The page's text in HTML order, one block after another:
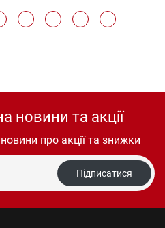
новини та акції
про акції та знижки
Підписатися